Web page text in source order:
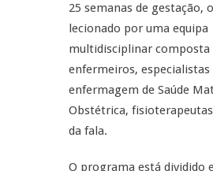
25 semanas de gestação,
lecionado por uma equipa
multidisciplinar composta
enfermeiros, especialistas
enfermagem de Saúde
Obstétrica,
da fala.
O programa está dividido